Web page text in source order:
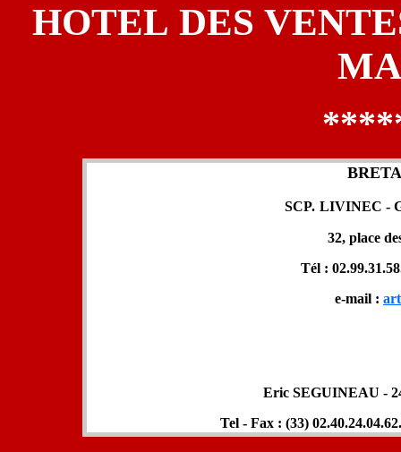
HOTEL DES
SCP. LIVINEC -
32, place
Tél :
e-mail :
Eric SEGUINEAU -
Tel - Fax : (33)